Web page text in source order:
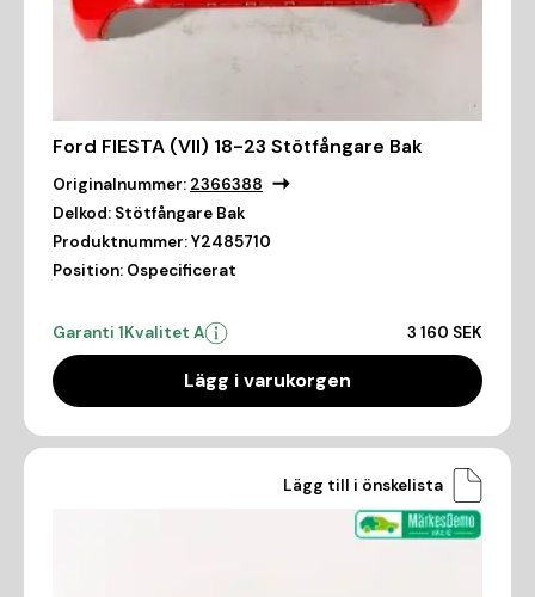
Ford FIESTA (VII) 18-23 Stötfångare Bak
Originalnummer: 2366388
Delkod: Stötfångare Bak
Produktnummer:Y2485710
Position: Ospecificerat
Garanti 1Kvalitet A 3 160 SEK
Lägg i varukorgen
Lägg till i önskelista